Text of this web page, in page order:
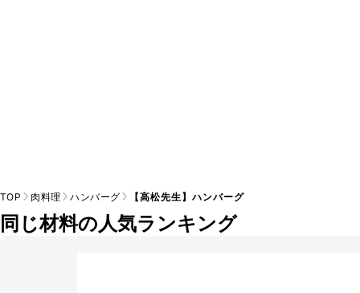
TOP 肉料理 ハンバーグ 【高松先生】ハンバーグ
同じ材料の人気ランキング